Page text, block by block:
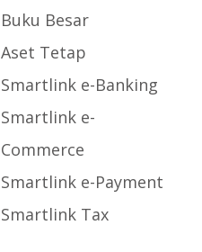
Buku Besar
Aset Tetap
Smartlink e-Banking
Smartlink e-
Commerce
Smartlink e-Payment
Smartlink Tax